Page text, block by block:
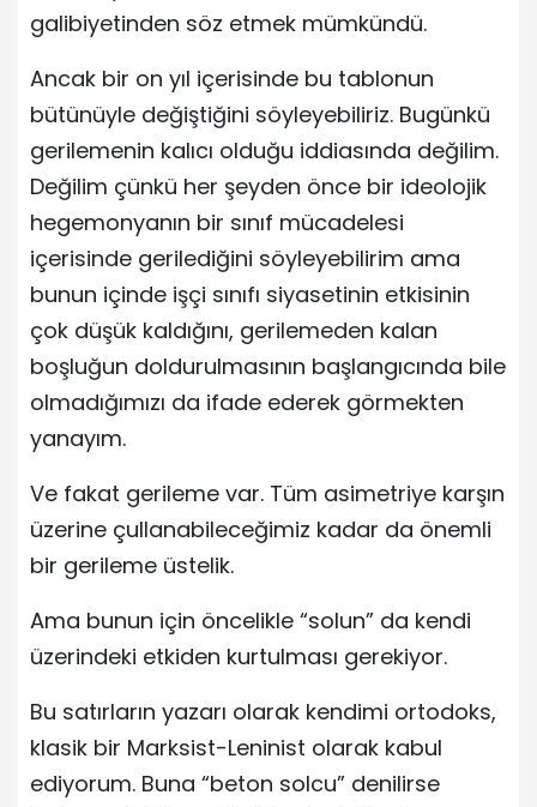
galibiyetinden söz etmek mümkündü.
Ancak bir on yıl içerisinde bu tablonun
bütünüyle değiştiğini söyleyebiliriz. Bugünkü
gerilemenin kalıcı olduğu iddiasında değilim.
Değilim çünkü her şeyden önce bir ideolojik
hegemonyanın bir sınıf mücadelesi
içerisinde gerilediğini söyleyebilirim ama
bunun içinde işçi sınıfı siyasetinin etkisinin
çok düşük kaldığını, gerilemeden kalan
boşluğun doldurulmasının başlangıcında bile
olmadığımızı da ifade ederek görmekten
yanayım.
Ve fakat gerileme var. Tüm asimetriye karşın
üzerine çullanabileceğimiz kadar da önemli
bir gerileme üstelik.
Ama bunun için öncelikle “solun” da kendi
üzerindeki etkiden kurtulması gerekiyor.
Bu satırların yazarı olarak kendimi ortodoks,
klasik bir Marksist-Leninist olarak kabul
ediyorum. Buna “beton solcu” denilirse